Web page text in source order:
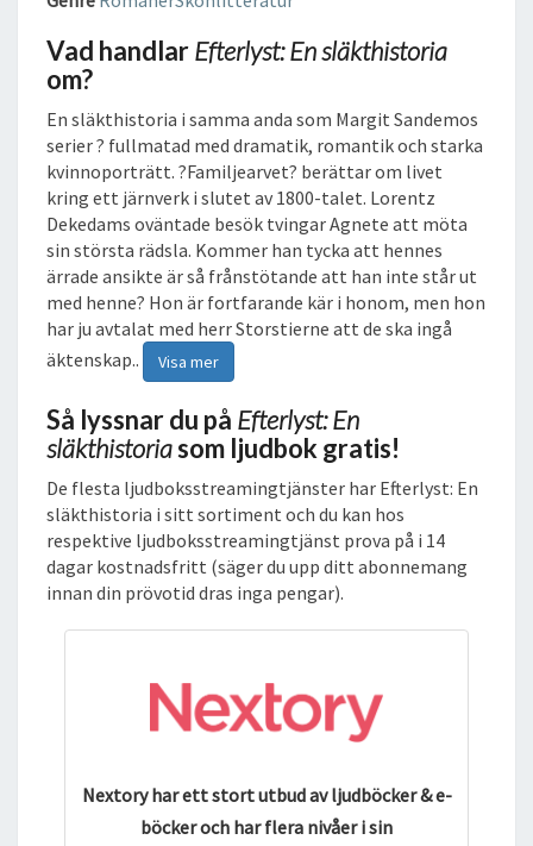
I
L
U
O
K
Vad handlarEfterlyst: En släkthistoria
om?
En släkthistoria i samma anda som Margit Sandemos
serier ? fullmatad med dramatik, romantik och starka
kvinnoporträtt. ?Familjearvet? berättar om livet
kring ett järnverk i slutet av 1800-talet. Lorentz
Dekedams oväntade besök tvingar Agnete att möta
sin största rädsla. Kommer han tycka att hennes
ärrade ansikte är så frånstötande att han inte står ut
med henne? Hon är fortfarande kär i honom, men hon
har ju avtalat med herr Storstierne att de ska ingå
äktenskap..
Visa mer
Så lyssnar du på Efterlyst: En
släkthistoriasom ljudbok gratis!
De flesta ljudboksstreamingtjänster har Efterlyst: En
släkthistoria i sitt sortiment och du kan hos
respektive ljudboksstreamingtjänst prova på i 14
dagar kostnadsfritt (säger du upp ditt abonnemang
innan din prövotid dras inga pengar).
Nextory har ett stort utbud av ljudböcker & e-
böcker och har flera nivåer i sin